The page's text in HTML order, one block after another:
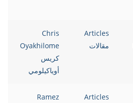
Articles
مقالات
Chris
Oyakhilome
كريس
أوياكيلومي
Articles
Ramez